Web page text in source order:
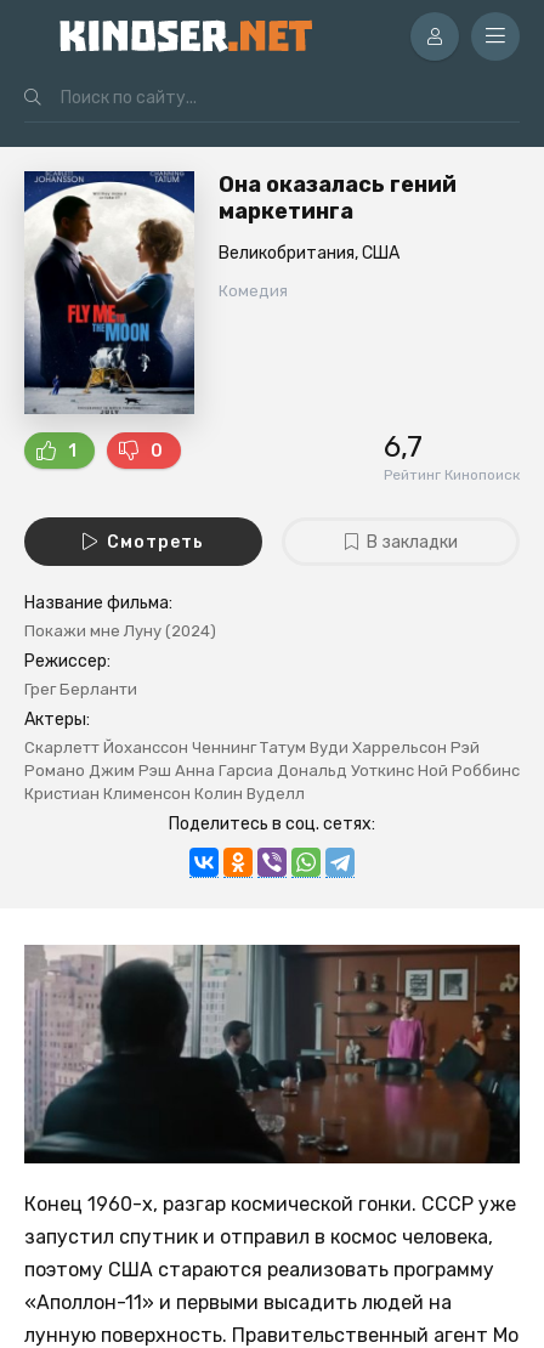
Она оказалась гений
маркетинга
Великобритания, США
Комедия
1 0 6,7
Рейтинг Кинопоиск
Смотреть В закладки
Название фильма:
Покажи мне Луну (2024)
Режиссер:
Грег Берланти
Актеры:
Скарлетт Йоханссон Ченнинг Татум Вуди Харрельсон Рэй
Романо Джим Рэш Анна Гарсиа Дональд Уоткинс Ной Роббинс
Кристиан Клименсон Колин Вуделл
Поделитесь в соц. сетях:
Конец 1960-х, разгар космической гонки. СССР уже
запустил спутник и отправил в космос человека,
поэтому США стараются реализовать программу
«Аполлон-11» и первыми высадить людей на
лунную поверхность. Правительственный агент Мо